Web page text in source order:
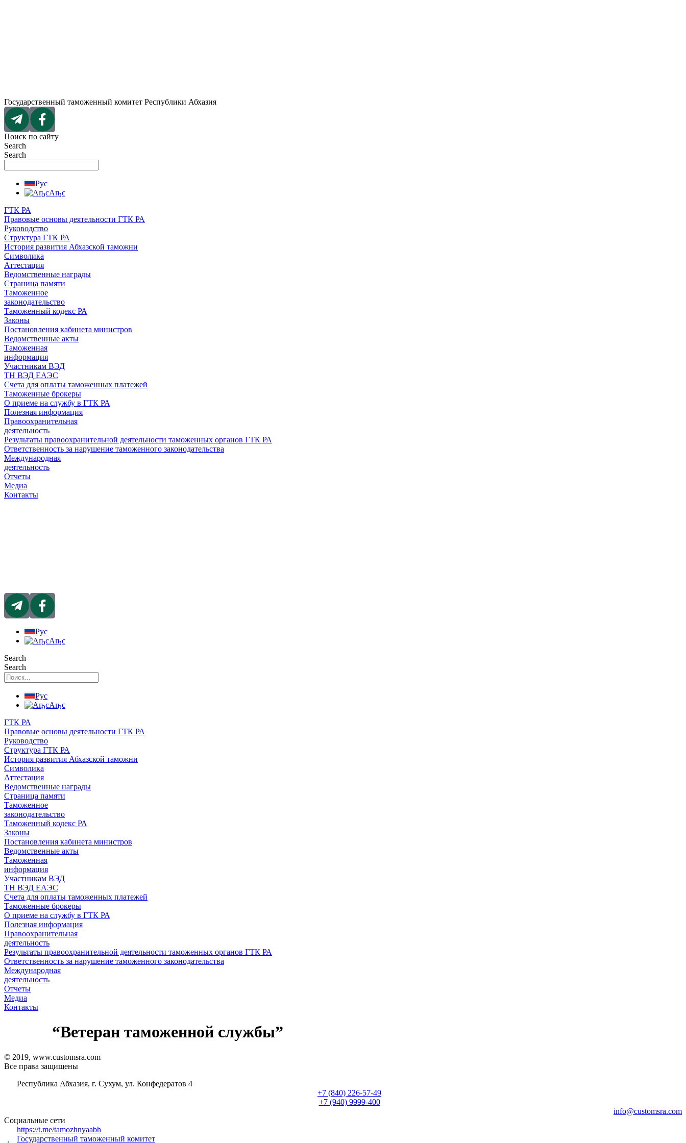
Государственный таможенный комитет Республики Абхазия
Поиск по сайту
Search
Search
Рус
Аҧс
ГТК РА
Правовые основы деятельности ГТК РА
Руководство
Структура ГТК РА
История развития Абхазской таможни
Символика
Аттестация
Ведомственные награды
Страница памяти
Таможенное
законодательство
Таможенный кодекс РА
Законы
Постановления кабинета министров
Ведомственные акты
Таможенная
информация
Участникам ВЭД
ТН ВЭД ЕАЭС
Счета для оплаты таможенных платежей
Таможенные брокеры
О приеме на службу в ГТК РА
Полезная информация
Правоохранительная
деятельность
Результаты правоохранительной деятельности таможенных органов ГТК РА
Ответственность за нарушение таможенного законодательства
Международная
деятельность
Отчеты
Медиа
Контакты
Рус
Аҧс
Search
Search
Рус
Аҧс
ГТК РА
Правовые основы деятельности ГТК РА
Руководство
Структура ГТК РА
История развития Абхазской таможни
Символика
Аттестация
Ведомственные награды
Страница памяти
Таможенное
законодательство
Таможенный кодекс РА
Законы
Постановления кабинета министров
Ведомственные акты
Таможенная
информация
Участникам ВЭД
ТН ВЭД ЕАЭС
Счета для оплаты таможенных платежей
Таможенные брокеры
О приеме на службу в ГТК РА
Полезная информация
Правоохранительная
деятельность
Результаты правоохранительной деятельности таможенных органов ГТК РА
Ответственность за нарушение таможенного законодательства
Международная
деятельность
Отчеты
Медиа
Контакты
“Ветеран таможенной службы”
© 2019, www.customsra.com
Все права защищены
Республика Абхазия, г. Сухум, ул. Конфедератов 4
+7 (840) 226-57-49
+7 (940) 9999-400
info@customsra.com
Социальные сети
https://t.me/tamozhnyaabh
Государственный таможенный комитет